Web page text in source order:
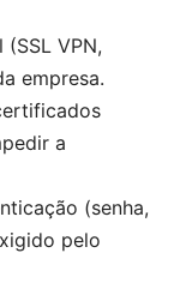
VPN,
empresa.
a
(senha,
pelo